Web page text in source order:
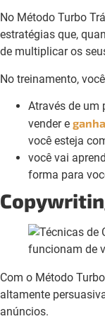
No Método Turbo
estratégias que,
de multiplicar os
No treinamento,
Através de um
vender e
você esteja
você vai
forma para
Com o Método
altamente
anúncios.